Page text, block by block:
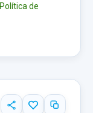
Política de